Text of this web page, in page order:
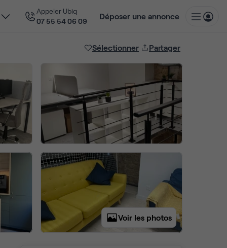
Appeler Ubiq
07 55 54 06 09
Déposer une annonce
Sélectionner Partager
Voir les photos